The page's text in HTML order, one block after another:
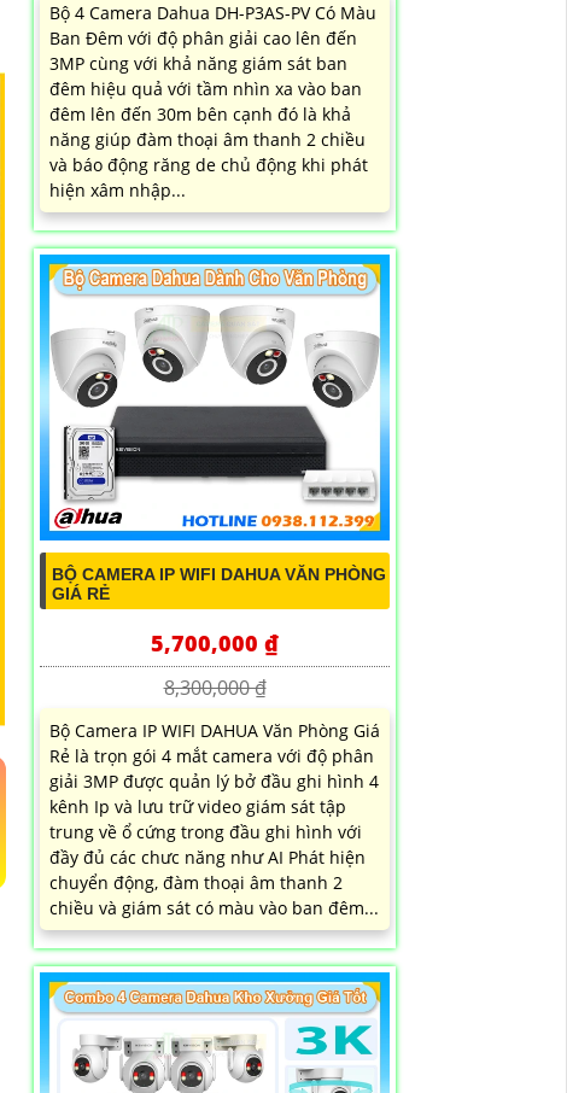
Bộ 4 Camera Dahua DH-P3AS-PV Có Màu
Ban Đêm với độ phân giải cao lên đến
3MP cùng với khả năng giám sát ban
đêm hiệu quả với tầm nhìn xa vào ban
đêm lên đến 30m bên cạnh đó là khả
năng giúp đàm thoại âm thanh 2 chiều
và báo động răng de chủ động khi phát
hiện xâm nhập...
BỘ CAMERA IP WIFI DAHUA VĂN PHÒNG
GIÁ RẺ
5,700,000 ₫
8,300,000 ₫
Bộ Camera IP WIFI DAHUA Văn Phòng Giá
Rẻ là trọn gói 4 mắt camera với độ phân
giải 3MP được quản lý bở đầu ghi hình 4
kênh Ip và lưu trữ video giám sát tập
trung về ổ cứng trong đầu ghi hình với
đầy đủ các chưc năng như AI Phát hiện
chuyển động, đàm thoại âm thanh 2
chiều và giám sát có màu vào ban đêm...